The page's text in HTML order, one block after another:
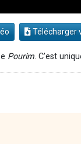
Télécharger
Pourim. C'est